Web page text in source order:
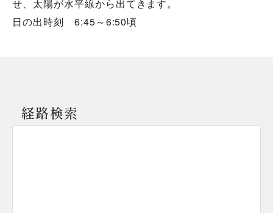
せ、太陽が水平線から出てきます。
経路検索